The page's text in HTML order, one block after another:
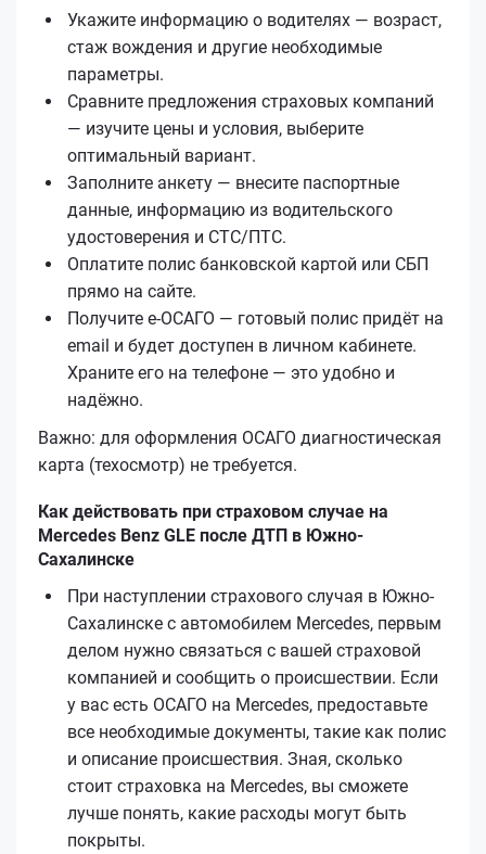
Укажите информацию о водителях — возраст,
стаж вождения и другие необходимые
параметры.
Сравните предложения страховых компаний
— изучите цены и условия, выберите
оптимальный вариант.
Заполните анкету — внесите паспортные
данные, информацию из водительского
удостоверения и СТС/ПТС.
Оплатите полис банковской картой или СБП
прямо на сайте.
Получите е‑ОСАГО — готовый полис придёт на
email и будет доступен в личном кабинете.
Храните его на телефоне — это удобно и
надёжно.
Важно: для оформления ОСАГО диагностическая
карта (техосмотр) не требуется.
Как действовать при страховом случае на
Mercedes Benz GLE после ДТП в Южно-
Сахалинске
При наступлении страхового случая в Южно-
Сахалинске с автомобилем Mercedes, первым
делом нужно связаться с вашей страховой
компанией и сообщить о происшествии. Если
у вас есть ОСАГО на Mercedes, предоставьте
все необходимые документы, такие как полис
и описание происшествия. Зная, сколько
стоит страховка на Mercedes, вы сможете
лучше понять, какие расходы могут быть
покрыты.